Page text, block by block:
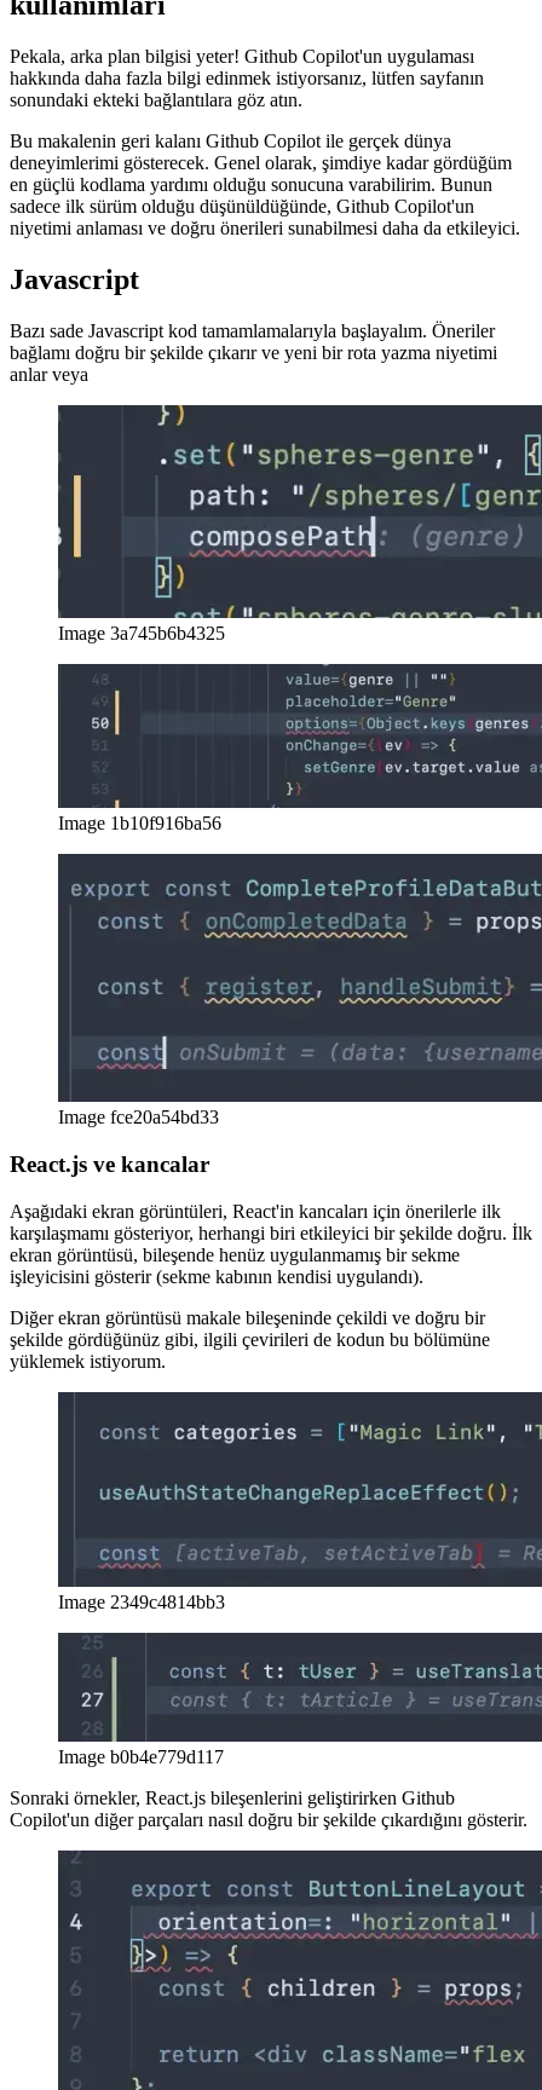
Araç sizin için her şeyi kodlamaz. Mevcut bağlamı ve niyetlerinizi
Hobi projelerimde gerçek dünya
Pekala, arka plan bilgisi yeter! Github Copilot'un uygulaması
hakkında daha fazla bilgi edinmek istiyorsanız, lütfen sayfanın
sonundaki ekteki bağlantılara göz atın.
deneyimlerimi gösterecek. Genel olarak, şimdiye kadar gördüğüm
en güçlü kodlama yardımı olduğu sonucuna varabilirim. Bunun
sadece ilk sürüm olduğu düşünüldüğünde, Github Copilot'un
niyetimi anlaması ve doğru önerileri sunabilmesi daha da etkileyici.
Bazı sade Javascript kod tamamlamalarıyla başlayalım. Öneriler
bağlamı doğru bir şekilde çıkarır ve yeni bir rota yazma niyetimi
anlar veya
Image 3a745b6b4325
Image 1b10f916ba56
Image fce20a54bd33
React.js ve kancalar
Aşağıdaki ekran görüntüleri, React'in kancaları için önerilerle ilk
karşılaşmamı gösteriyor, herhangi biri etkileyici bir şekilde doğru. İlk
ekran görüntüsü, bileşende henüz uygulanmamış bir sekme
işleyicisini gösterir (sekme kabının kendisi uygulandı).
Diğer ekran görüntüsü makale bileşeninde çekildi ve doğru bir
Image 2349c4814bb3
Sonraki örnekler, React.js bileşenlerini geliştirirken Github
Copilot'un diğer parçaları nasıl doğru bir şekilde çıkardığını gösterir.